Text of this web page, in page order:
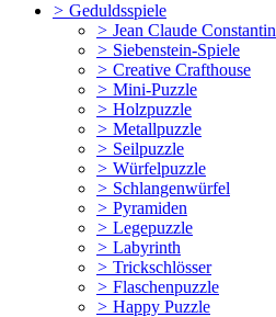
> Geduldsspiele
> Jean Claude Constantin
> Siebenstein-Spiele
> Creative Crafthouse
> Mini-Puzzle
> Holzpuzzle
> Metallpuzzle
> Seilpuzzle
> Würfelpuzzle
> Schlangenwürfel
> Pyramiden
> Legepuzzle
> Labyrinth
> Trickschlösser
> Flaschenpuzzle
> Happy Puzzle